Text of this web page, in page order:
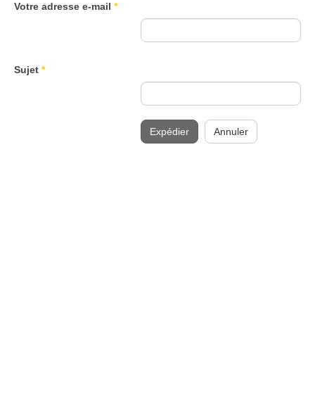
Votre adresse e-mail *
Sujet *
Expédier Annuler